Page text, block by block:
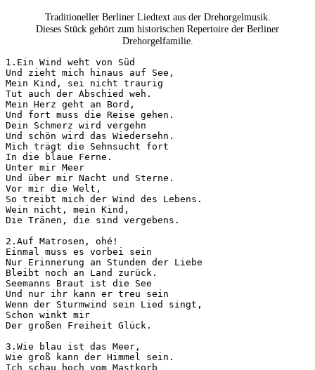
Traditioneller Berliner Liedtext aus der Drehorgelmusik.
Dieses Stück gehört zum historischen Repertoire der Berliner
Drehorgelfamilie.
1.Ein Wind weht von Süd
Und zieht mich hinaus auf See,
Mein Kind, sei nicht traurig
Tut auch der Abschied weh.
Mein Herz geht an Bord,
Und fort muss die Reise gehen.
Dein Schmerz wird vergehn
Und schön wird das Wiedersehn.
Mich trägt die Sehnsucht fort
In die blaue Ferne.
Unter mir Meer
Und über mir Nacht und Sterne.
Vor mir die Welt,
So treibt mich der Wind des Lebens.
Wein nicht, mein Kind,
Die Tränen, die sind vergebens.
2.Auf Matrosen, ohé!
Einmal muss es vorbei sein
Nur Erinnerung an Stunden der Liebe
Bleibt noch an Land zurück.
Seemanns Braut ist die See
Und nur ihr kann er treu sein
Wenn der Sturmwind sein Lied singt,
Schon winkt mir
Der großen Freiheit Glück.
3.Wie blau ist das Meer,
Wie groß kann der Himmel sein.
Ich schau hoch vom Mastkorb